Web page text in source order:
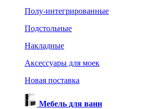
Полу-интегрированные
Подстольные
Накладные
Аксессуары для моек
Новая поставка
Мебель для ванн